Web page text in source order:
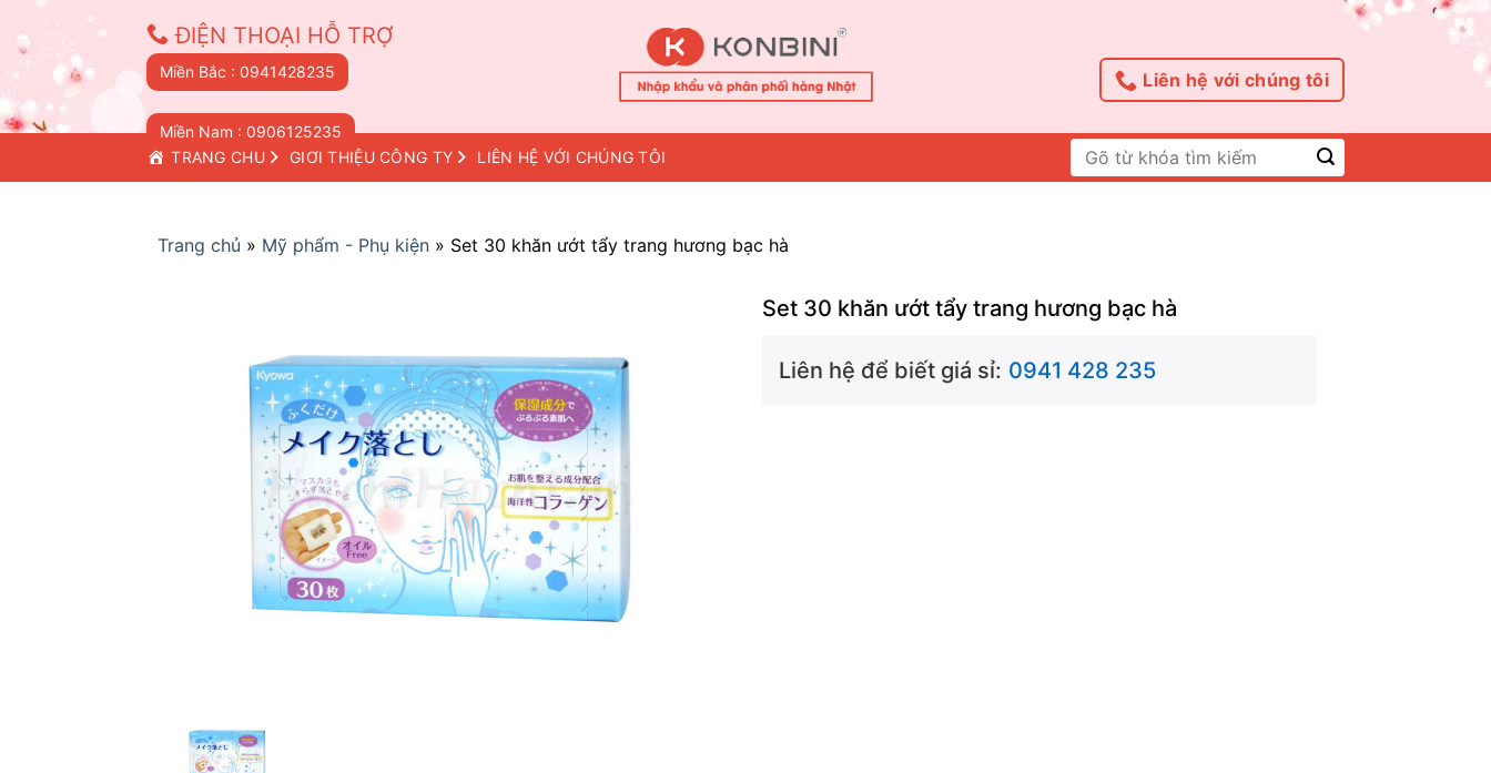
content
ĐIỆN THOẠI HỖ TRỢ
Miền Bắc : 0941428235
Miền Nam : 0906125235
Liên hệ với chúng tôi
TRANG CHỦ GIỚI THIỆU CÔNG TY LIÊN HỆ VỚI CHÚNG TÔI
Tìm
kiếm:
Trang chủ » Mỹ phẩm - Phụ kiện » Set 30 khăn ướt tẩy trang hương bạc hà
Set 30 khăn ướt tẩy trang hương bạc hà
Liên hệ để biết giá sỉ: 0941 428 235